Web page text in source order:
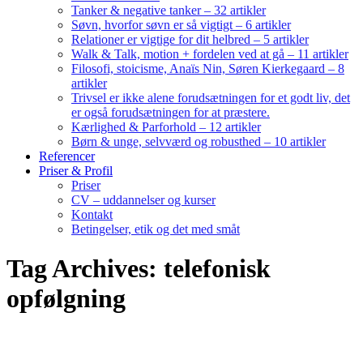
Tanker & negative tanker – 32 artikler
Søvn, hvorfor søvn er så vigtigt – 6 artikler
Relationer er vigtige for dit helbred – 5 artikler
Walk & Talk, motion + fordelen ved at gå – 11 artikler
Filosofi, stoicisme, Anaïs Nin, Søren Kierkegaard – 8
artikler
Trivsel er ikke alene forudsætningen for et godt liv, det
er også forudsætningen for at præstere.
Kærlighed & Parforhold – 12 artikler
Børn & unge, selvværd og robusthed – 10 artikler
Referencer
Priser & Profil
Priser
CV – uddannelser og kurser
Kontakt
Betingelser, etik og det med småt
Tag Archives: telefonisk
opfølgning